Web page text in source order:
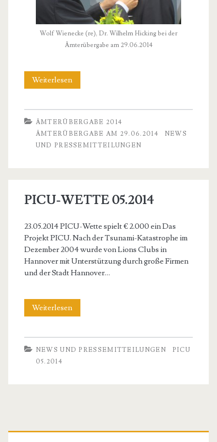
Wolf Wienecke (re), Dr. Wilhelm Hicking bei der
Ämterübergabe am 29.06.2014
WeiterlesenÄMTERÜBERGABE
ÄMTERÜBERGABE 2014
ÄMTERÜBERGABE AM 29.06.2014
NEWS
UND PRESSEMITTEILUNGEN
PICU-WETTE 05.2014
23.05.2014 PICU-Wette spielt € 2.000 ein Das
Projekt PICU. Nach der Tsunami-Katastrophe im
Dezember 2004 wurde von Lions Clubs in
Hannover mit Unterstützung durch große Firmen
und der Stadt Hannover…
WeiterlesenPICU-
NEWS UND PRESSEMITTEILUNGEN
PICU
05.2014
Primary